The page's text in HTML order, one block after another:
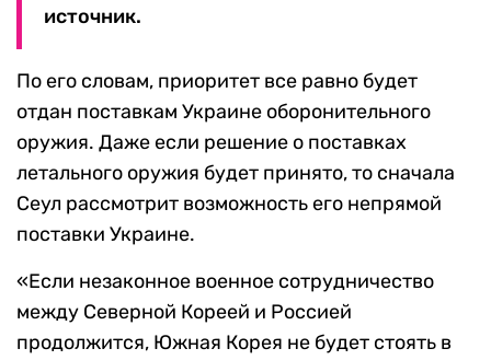
источник.
По его словам, приоритет все равно будет
отдан поставкам Украине оборонительного
оружия. Даже если решение о поставках
летального оружия будет принято, то сначала
Сеул рассмотрит возможность его непрямой
поставки Украине.
«Если незаконное военное сотрудничество
между Северной Кореей и Россией
продолжится, Южная Корея не будет стоять в